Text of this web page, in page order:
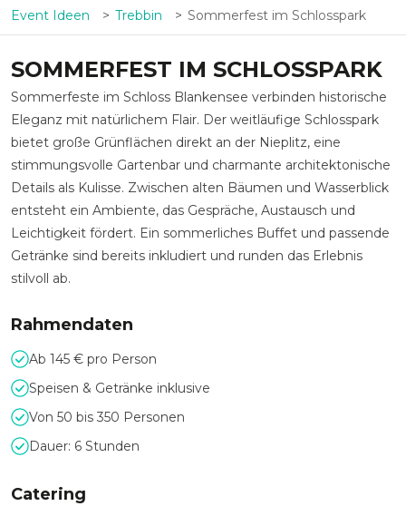
Event Ideen Trebbin Sommerfest im Schlosspark
SOMMERFEST IM SCHLOSSPARK
Sommerfeste im Schloss Blankensee verbinden historische
Eleganz mit natürlichem Flair. Der weitläufige Schlosspark
bietet große Grünflächen direkt an der Nieplitz, eine
stimmungsvolle Gartenbar und charmante architektonische
Details als Kulisse. Zwischen alten Bäumen und Wasserblick
entsteht ein Ambiente, das Gespräche, Austausch und
Leichtigkeit fördert. Ein sommerliches Buffet und passende
Getränke sind bereits inkludiert und runden das Erlebnis
stilvoll ab.
Rahmendaten
Ab 145 € pro Person
Speisen & Getränke inklusive
Von 50 bis 350 Personen
Dauer: 6 Stunden
Catering